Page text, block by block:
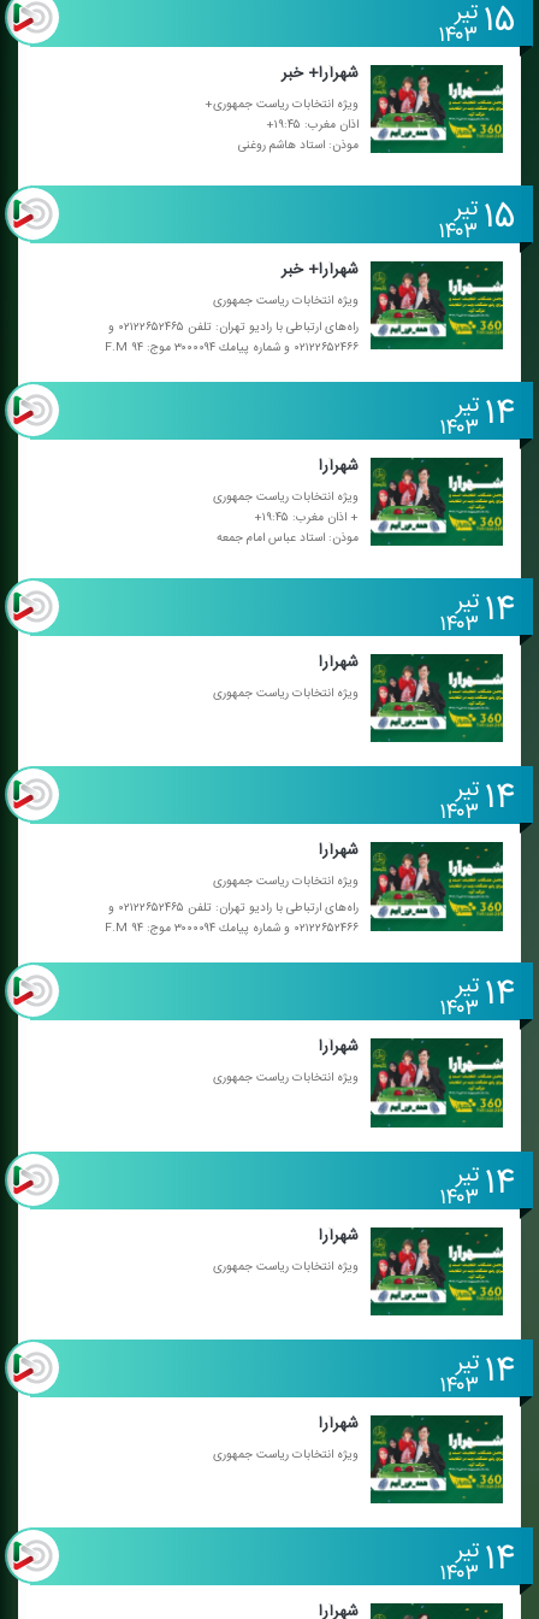
۱۵تیر
۱۴۰۳
شهرآرا+ خبر
ویژه انتخابات ریاست جمهوری+
اذان مغرب: ۱۹:۴۵+
موذن: استاد هاشم روغنی
۱۵تیر
۱۴۰۳
شهرآرا+ خبر
ویژه انتخابات ریاست جمهوری
راه‌های ارتباطی با رادیو تهران: تلفن ۰۲۱۲۲۶۵۲۴۶۵ و
۰۲۱۲۲۶۵۲۴۶۶ و شماره پیامك ۳۰۰۰۰۹۴ موج: F.M ۹۴
۱۴تیر
۱۴۰۳
شهرآرا
ویژه انتخابات ریاست جمهوری
+ اذان مغرب: ۱۹:۴۵+
موذن: استاد عباس امام جمعه
۱۴تیر
۱۴۰۳
شهرآرا
ویژه انتخابات ریاست جمهوری
۱۴تیر
۱۴۰۳
شهرآرا
ویژه انتخابات ریاست جمهوری
راه‌های ارتباطی با رادیو تهران: تلفن ۰۲۱۲۲۶۵۲۴۶۵ و
۰۲۱۲۲۶۵۲۴۶۶ و شماره پیامك ۳۰۰۰۰۹۴ موج: F.M ۹۴
۱۴تیر
۱۴۰۳
شهرآرا
ویژه انتخابات ریاست جمهوری
۱۴تیر
۱۴۰۳
شهرآرا
ویژه انتخابات ریاست جمهوری
۱۴تیر
۱۴۰۳
شهرآرا
ویژه انتخابات ریاست جمهوری
۱۴تیر
۱۴۰۳
شهرآرا